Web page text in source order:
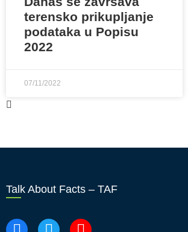
terensko prikupljanje
podataka u Popisu
2022
07/11/2022
Talk About Facts – TAF